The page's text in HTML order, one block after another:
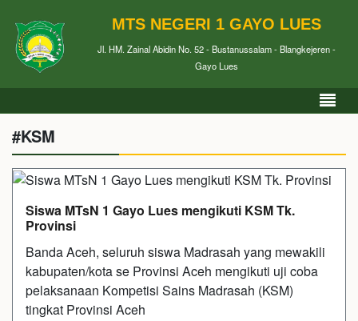
MTS NEGERI 1 GAYO LUES
Jl. HM. Zainal Abidin No. 52 - Bustanussalam - Blangkejeren -
Gayo Lues
#KSM
Siswa MTsN 1 Gayo Lues mengikuti KSM Tk.
Provinsi
Banda Aceh, seluruh siswa Madrasah yang mewakili
kabupaten/kota se Provinsi Aceh mengikuti uji coba
pelaksanaan Kompetisi Sains Madrasah (KSM)
tingkat Provinsi Aceh